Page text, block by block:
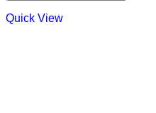
Quick View